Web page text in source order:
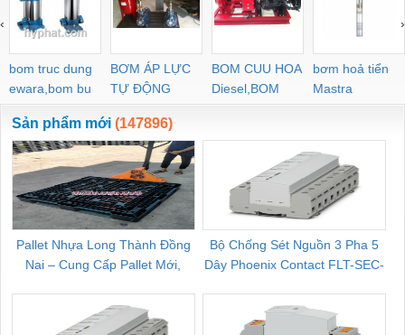
bom truc dung
ewara,bom bu
ewara
BƠM ÁP LỰC
TỰ ĐỘNG
BOM CUU HOA
Diesel,BOM
CHUA CHAY
bơm hoả tiển
Mastra
‹ ›
Sản phẩm mới (147896)
Pallet Nhựa Long Thành Đồng
Nai – Cung Cấp Pallet Mới,
Bộ Chống Sét Nguồn 3 Pha 5
Dây Phoenix Contact FLT-SEC-